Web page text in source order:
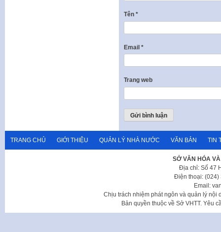
Tên *
Email *
Trang web
TRANG CHỦ GIỚI THIỆU QUẢN LÝ NHÀ NƯỚC VĂN BẢN TIN
SỞ VĂN HÓA
Địa chỉ: Số 47
Điện thoại: (024)
Email:
Chịu trách nhiệm phát ngôn và quản lý nội
Bản quyền thuộc về Sở VHTT. Yêu